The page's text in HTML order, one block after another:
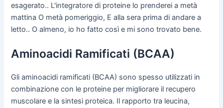
esagerato.. L'integratore di proteine lo prenderei a metà
mattina O metà pomeriggio, E alla sera prima di andare a
letto.. O almeno, io ho fatto così e mi sono trovato bene.
Aminoacidi Ramificati (BCAA)
Gli aminoacidi ramificati (BCAA) sono spesso utilizzati in
combinazione con le proteine per migliorare il recupero
muscolare e la sintesi proteica. Il rapporto tra leucina,